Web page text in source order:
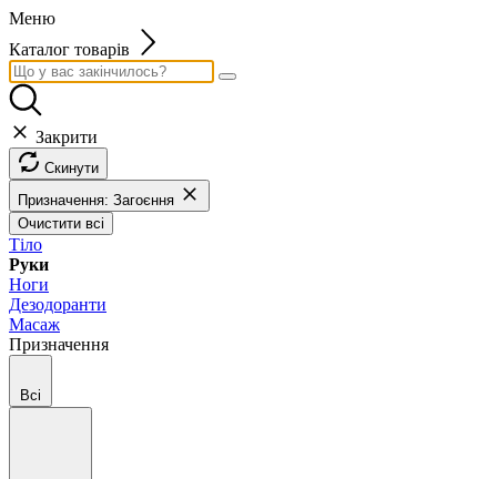
Меню
Каталог товарів
Закрити
Скинути
Призначення: Загоєння
Очистити всі
Тіло
Руки
Ноги
Дезодоранти
Масаж
Призначення
Всі